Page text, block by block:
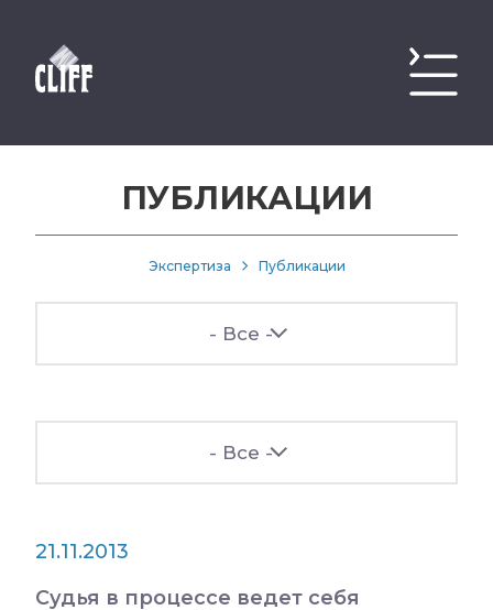
ПУБЛИКАЦИИ
Экспертиза Публикации
- Все -
- Все -
21.11.2013
Судья в процессе ведет себя